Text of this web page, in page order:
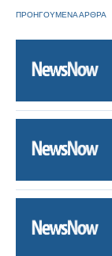
ΠΡΟΗΓΟΥΜΕΝΑ ΑΡΘΡΑ